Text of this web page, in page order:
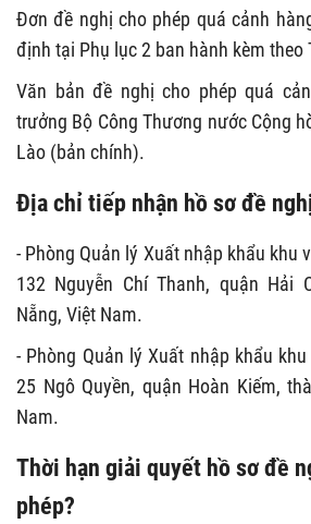
Đơn đề nghị cho phép quá cảnh
định tại Phụ lục 2 ban hành kèm theo
Văn bản đề nghị cho phép quá
trưởng Bộ Công Thương nước Cộng
Lào (bản chính).
Địa chỉ tiếp nhận hồ sơ đề
- Phòng Quản lý Xuất nhập khẩu khu
132 Nguyễn Chí Thanh, quận Hải
Nẵng, Việt Nam.
- Phòng Quản lý Xuất nhập khẩu
25 Ngô Quyền, quận Hoàn Kiếm,
Nam.
Thời hạn giải quyết hồ sơ đề
phép?